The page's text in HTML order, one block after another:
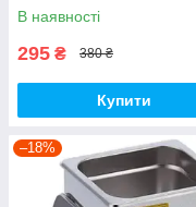
В наявності
295 ₴ 380 ₴
Купити
–18%